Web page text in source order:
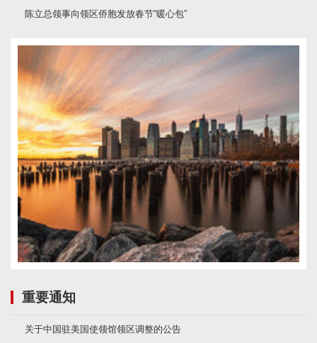
陈立总领事向领区侨胞发放春节“暖心包”
重要通知
关于中国驻美国使领馆领区调整的公告